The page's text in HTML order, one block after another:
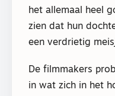
het allemaal heel
zien dat hun
een verdrietig
De filmmakers
in wat zich in het